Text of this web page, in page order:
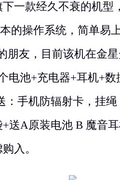
下一款经久不衰的机型
的操作系统，简单易
朋友，目前该机在金
电池+充电器+耳机+
：手机防辐射卡，挂
送A原装电池 B 魔音
入。